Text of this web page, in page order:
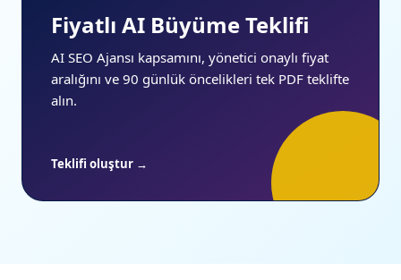
Fiyatlı AI Büyüme Teklifi
AI SEO Ajansı kapsamını, yönetici onaylı fiyat
aralığını ve 90 günlük öncelikleri tek PDF teklifte
alın.
Teklifi oluştur →